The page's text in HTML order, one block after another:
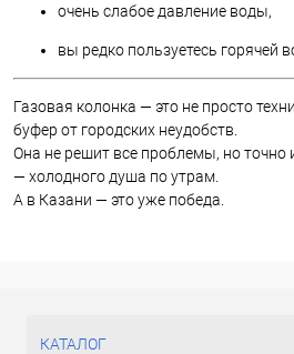
очень слабое давление воды,
вы редко пользуетесь горячей
Газовая колонка — это не просто
буфер от городских неудобств.
Она не решит все проблемы, но точно
— холодного душа по утрам.
А в Казани — это уже победа.
КАТАЛОГ